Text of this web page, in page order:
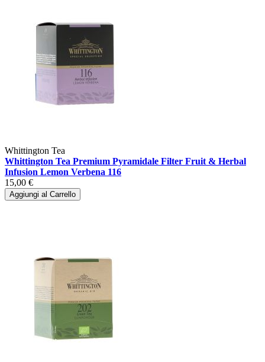
Whittington Tea
Whittington Tea Premium Pyramidale Filter Fruit & Herbal
Infusion Lemon Verbena 116
15,00 €
Aggiungi al Carrello